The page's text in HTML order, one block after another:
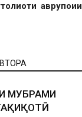
аврупоии
МУБРАМИ